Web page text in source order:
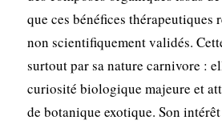
que ces bénéfices thérapeutiques
non scientifiquement validés.
surtout par sa nature carnivore :
curiosité biologique majeure et
de botanique exotique. Son